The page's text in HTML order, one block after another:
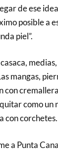
de ese
posible a
piel”.
mangas,
con
como un
con corchetes.
a Punta